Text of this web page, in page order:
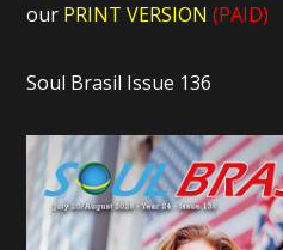
our PRINT VERSION (PAID)
Soul Brasil Issue 136